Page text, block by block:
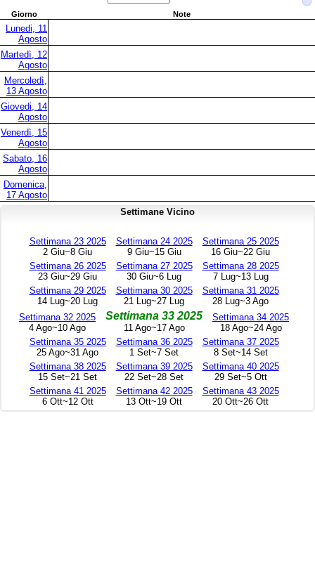
Giorno Note
Lunedi, 11
Agosto
Martedì, 12
Agosto
Mercoledì,
13 Agosto
Giovedi, 14
Agosto
Venerdì, 15
Agosto
Sabato, 16
Agosto
Domenica,
17 Agosto
Settimane Vicino
Settimana 23 2025
2 Giu~8 Giu
Settimana 24 2025
9 Giu~15 Giu
Settimana 25 2025
16 Giu~22 Giu
Settimana 26 2025
23 Giu~29 Giu
Settimana 27 2025
30 Giu~6 Lug
Settimana 28 2025
7 Lug~13 Lug
Settimana 29 2025
14 Lug~20 Lug
Settimana 30 2025
21 Lug~27 Lug
Settimana 31 2025
28 Lug~3 Ago
Settimana 32 2025
4 Ago~10 Ago
Settimana 33 2025
11 Ago~17 Ago
Settimana 34 2025
18 Ago~24 Ago
Settimana 35 2025
25 Ago~31 Ago
Settimana 36 2025
1 Set~7 Set
Settimana 37 2025
8 Set~14 Set
Settimana 38 2025
15 Set~21 Set
Settimana 39 2025
22 Set~28 Set
Settimana 40 2025
29 Set~5 Ott
Settimana 41 2025
6 Ott~12 Ott
Settimana 42 2025
13 Ott~19 Ott
Settimana 43 2025
20 Ott~26 Ott